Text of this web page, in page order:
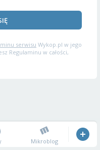
serwisu Wykop.pl w jego
Regulaminu w całości,
Mikroblog